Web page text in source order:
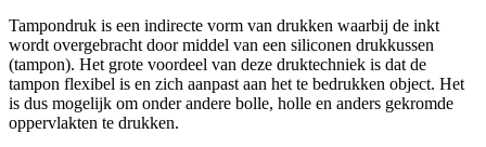
Tampondruk is een indirecte vorm van drukken waarbij de inkt
wordt overgebracht door middel van een siliconen drukkussen
(tampon). Het grote voordeel van deze druktechniek is dat de
tampon flexibel is en zich aanpast aan het te bedrukken object. Het
is dus mogelijk om onder andere bolle, holle en anders gekromde
oppervlakten te drukken.